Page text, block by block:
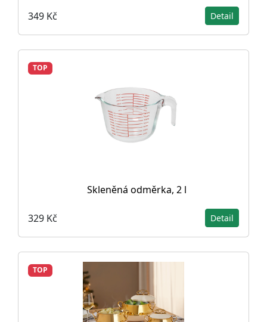
349 Kč Detail
TOP
Skleněná odměrka, 2 l
329 Kč Detail
TOP